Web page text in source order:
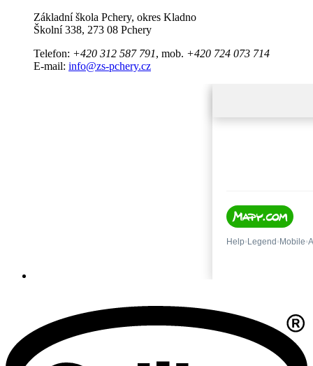
Základní škola Pchery, okres Kladno
Školní 338, 273 08 Pchery
Telefon: +420 312 587 791, mob. +420 724 073 714
E-mail: info@zs-pchery.cz